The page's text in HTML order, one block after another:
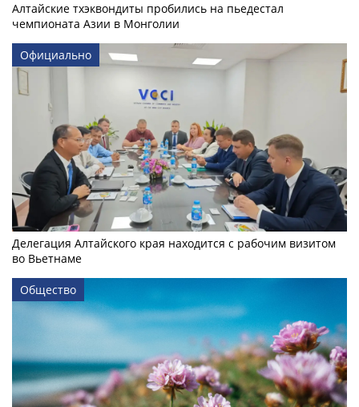
Алтайские тхэквондиты пробились на пьедестал
чемпионата Азии в Монголии
Официально
Делегация Алтайского края находится с рабочим визитом
во Вьетнаме
Общество